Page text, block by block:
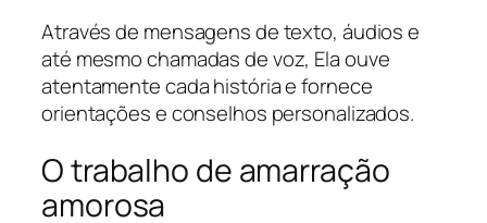
Através de mensagens de texto, áudios e
até mesmo chamadas de voz, Ela ouve
atentamente cada história e fornece
orientações e conselhos personalizados.
O trabalho de amarração
amorosa